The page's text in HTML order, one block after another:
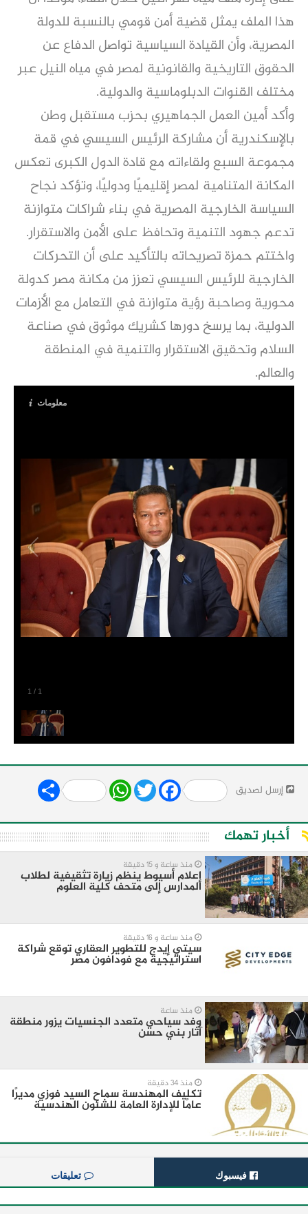
هذا الملف يمثل قضية أمن قومي بالنسبة للدولة
المصرية، وأن القيادة السياسية تواصل الدفاع عن
الحقوق التاريخية والقانونية لمصر في مياه النيل عبر
مختلف القنوات الدبلوماسية والدولية.
وأكد أمين العمل الجماهيري بحزب مستقبل وطن
بالإسكندرية أن مشاركة الرئيس السيسي في قمة
مجموعة السبع ولقاءاته مع قادة الدول الكبرى تعكس
المكانة المتنامية لمصر إقليميًا ودوليًا، وتؤكد نجاح
السياسة الخارجية المصرية في بناء شراكات متوازنة
تدعم جهود التنمية وتحافظ على الأمن والاستقرار.
واختتم حمزة تصريحاته بالتأكيد على أن التحركات
الخارجية للرئيس السيسي تعزز من مكانة مصر كدولة
محورية وصاحبة رؤية متوازنة في التعامل مع الأزمات
الدولية، بما يرسخ دورها كشريك موثوق في صناعة
السلام وتحقيق الاستقرار والتنمية في المنطقة
والعالم.
1 / 1
معلومات
إرسل لصديق Share WhatsApp
Twitter Facebook
أخبار تهمك
منذ ساعة و 15 دقيقة
إعلام أسيوط ينظم زيارة تثقيفية لطلاب
المدارس إلى متحف كلية العلوم
منذ ساعة و 16 دقيقة
سيتي إيدج للتطوير العقاري توقع شراكة
استراتيجية مع فودافون مصر
منذ ساعة
وفد سياحي متعدد الجنسيات يزور منطقة
آثار بني حسن
منذ 34 دقيقة
تكليف المهندسة سماح السيد فوزي مديرًا
عامًا للإدارة العامة للشئون الهندسية
فيسبوك تعليقات